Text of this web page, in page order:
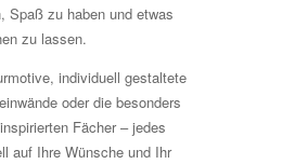
Spaß zu haben und etwas
zu lassen.
individuell gestaltete
oder die besonders
Fächer – jedes
auf Ihre Wünsche und Ihr